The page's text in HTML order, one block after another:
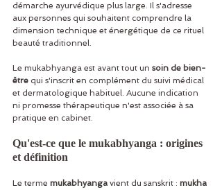
démarche ayurvédique plus large. Il s'adresse
aux personnes qui souhaitent comprendre la
dimension technique et énergétique de ce rituel
beauté traditionnel.
Le mukabhyanga est avant tout un soin de bien-
être qui s'inscrit en complément du suivi médical
et dermatologique habituel. Aucune indication
ni promesse thérapeutique n'est associée à sa
pratique en cabinet.
Qu'est-ce que le mukabhyanga : origines
et définition
Le terme mukabhyanga vient du sanskrit : mukha